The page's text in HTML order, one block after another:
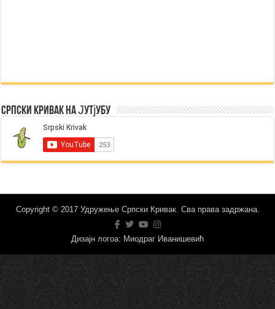
Српски Кривак на Јутјубу
Copyright © 2017 Удружење Српски Кривак. Сва права задржана.
Дизајн логоа: Миодраг Иванишевић